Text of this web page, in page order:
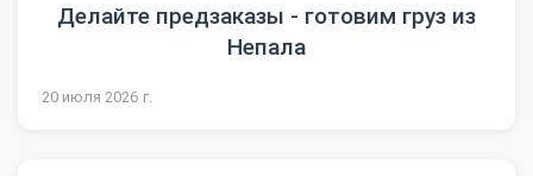
Делайте предзаказы - готовим груз из
Непала
20 июля 2026 г.